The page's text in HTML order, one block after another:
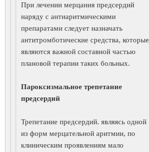
При лечении мерцания предсердий
наряду с антиаритмическими
препаратами следует назначать
антитромботические средства, которые
являются важной составной частью
плановой терапии таких больных.
Пароксизмальное трепетание
предсердий
Трепетание предсердий. являясь одной
из форм мерцательной аритмии, по
клиническим проявлениям мало